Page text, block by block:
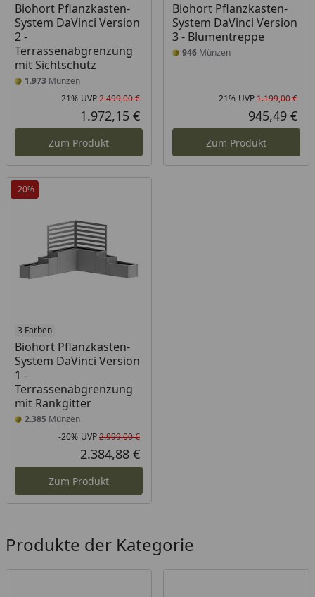
Biohort Pflanzkasten-
System DaVinci Version
2 -
Terrassenabgrenzung
mit Sichtschutz
1.973 Münzen
Rabatt in Prozent
-21%
Ursprünglicher Preis
UVP2.499,00 €
Aktueller Preis
1.972,15 €
Zum Produkt
Biohort Pflanzkasten-
System DaVinci Version
3 - Blumentreppe
946Münzen
-21% UVP1.199,00 €
945,49 €
Zum Produkt
-20%
3 Farben
Biohort Pflanzkasten-
System DaVinci Version
1 -
Terrassenabgrenzung
mit Rankgitter
2.385 Münzen
Rabatt in Prozent
-20%
Ursprünglicher Preis
UVP2.999,00 €
Aktueller Preis
2.384,88 €
Zum Produkt
Produkte der Kategorie